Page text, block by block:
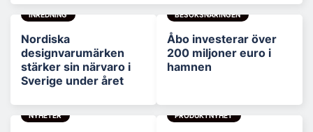
INREDNING
Nordiska
designvarumärken
stärker sin närvaro i
Sverige under året
BESÖKSNÄRINGEN
Åbo investerar över
200 miljoner euro i
hamnen
NYHETER PRODUKTNYHET